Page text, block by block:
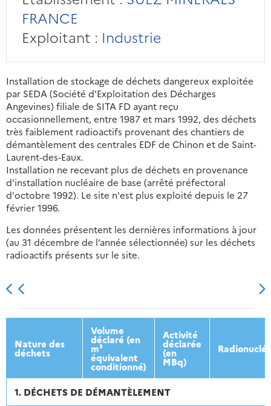
FRANCE
Exploitant : Industrie
Installation de stockage de déchets dangereux exploitée
par SEDA (Société d'Exploitation des Décharges
Angevines) filiale de SITA FD ayant reçu
occasionnellement, entre 1987 et mars 1992, des déchets
très faiblement radioactifs provenant des chantiers de
démantèlement des centrales EDF de Chinon et de Saint-
Laurent-des-Eaux.
Installation ne recevant plus de déchets en provenance
d'installation nucléaire de base (arrêté préfectoral
d'octobre 1992). Le site n'est plus exploité depuis le 27
février 1996.
Les données présentent les dernières informations à jour
(au 31 décembre de l’année sélectionnée) sur les déchets
radioactifs présents sur le site.
2013 2014 2015 2016
Nature des
déchets
Volume
déclaré (en
m³
équivalent
conditionné)
Activité
déclarée
(en
MBq)
1. DÉCHETS DE DÉMANTÈLEMENT